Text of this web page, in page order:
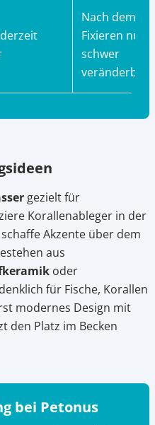
Nach dem
Fixieren nur
schwer
veränderbar
gezielt für
Korallenableger in der
Akzente über dem
aus
oder
für Fische, Korallen
modernes Design mit
den Platz im Becken
bei Petonus